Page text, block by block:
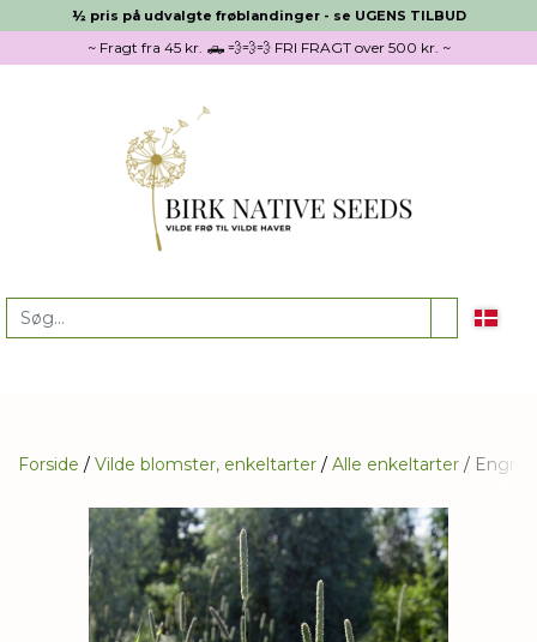
½ pris på udvalgte frøblandinger - se UGENS TILBUD
~ Fragt fra 45 kr. 🛻 💨💨💨 FRI FRAGT over 500 kr. ~
Forside Vilde blomster, enkeltarter Alle enkeltarter